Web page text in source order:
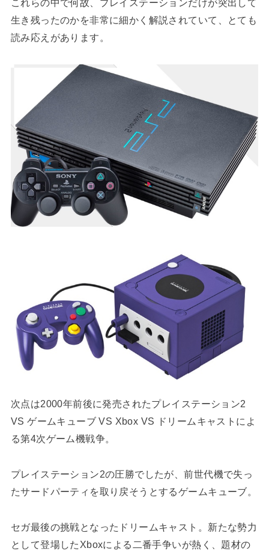
これらの中で何故、プレイステーションだけが突出して
生き残ったのかを非常に細かく解説されていて、とても
読み応えがあります。
次点は2000年前後に発売されたプレイステーション2
VS ゲームキューブ VS Xbox VS ドリームキャストによ
る第4次ゲーム機戦争。
プレイステーション2の圧勝でしたが、前世代機で失っ
たサードパーティを取り戻そうとするゲームキューブ。
セガ最後の挑戦となったドリームキャスト。新たな勢力
として登場したXboxによる二番手争いが熱く、題材の